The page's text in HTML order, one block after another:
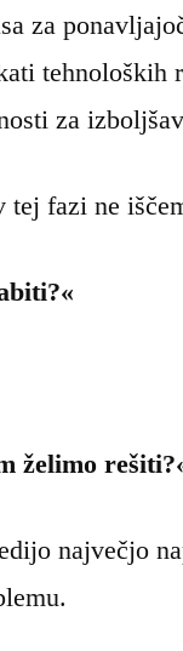
za
tehnoloških
za
fazi ne
želimo
največjo